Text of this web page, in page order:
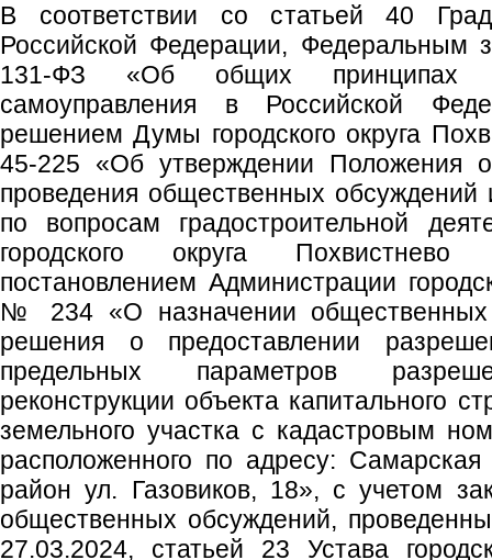
В соответствии со статьей 40
Российской Федерации, Федеральным
131-ФЗ «Об общих принципах
самоуправления в Российской
решением Думы городского округа
45-225 «Об утверждении Положения
проведения общественных
по вопросам градостроительной
городского округа Похвистнево
постановлением Администрации
№ 234 «О назначении общественных
решения о предоставлении
предельных параметров
реконструкции объекта капитального
земельного участка с кадастровым
расположенного по адресу: Самарская
район ул. Газовиков, 18», с учетом
общественных обсуждений,
27.03.2024, статьей 23 Устава